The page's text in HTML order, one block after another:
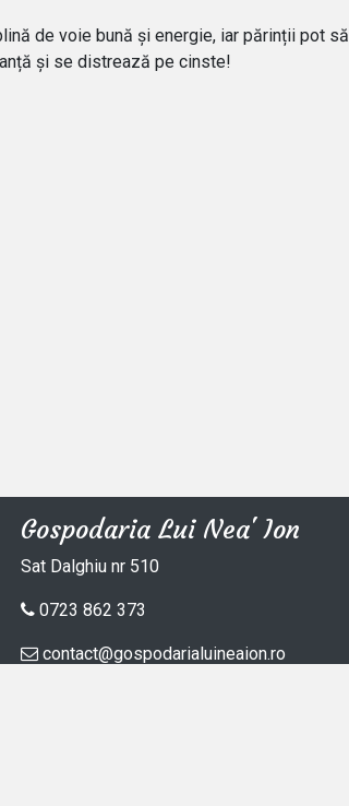
de voie bună și energie, iar părinții pot să
și se distrează pe cinste!
Gospodaria Lui Nea' Ion
Sat Dalghiu nr 510
0723 862 373
contact@gospodarialuineaion.ro